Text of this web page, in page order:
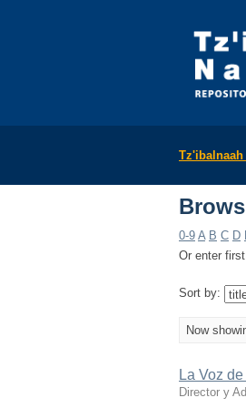
Tz'ibalnaah
0-9 A B C D
Or enter
Sort by:
Now
La Voz
Director y